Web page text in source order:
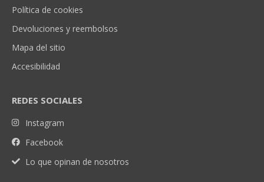
Política de cookies
Devoluciones y reembolsos
Mapa del sitio
Accesibilidad
REDES SOCIALES
Instagram
Facebook
Lo que opinan de nosotros